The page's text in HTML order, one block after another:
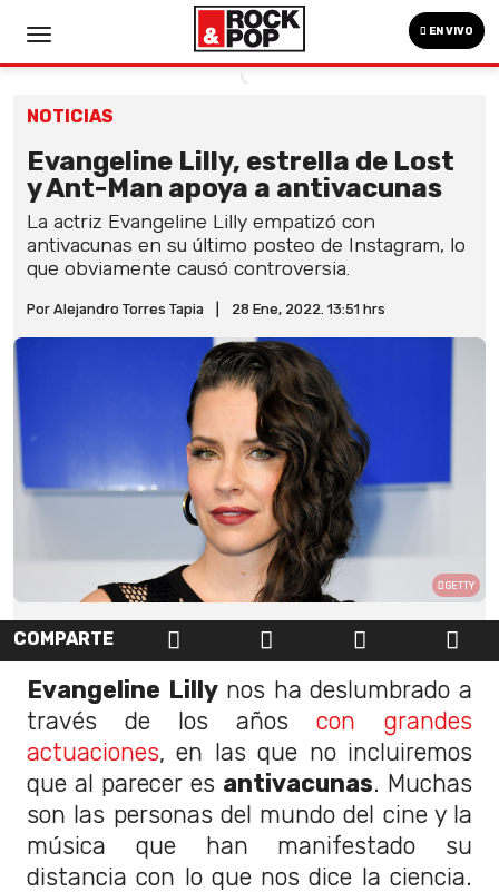
EN VIVO
NOTICIAS
Evangeline Lilly, estrella de Lost
y Ant-Man apoya a antivacunas
La actriz Evangeline Lilly empatizó con
antivacunas en su último posteo de Instagram, lo
que obviamente causó controversia.
Por Alejandro Torres Tapia 28 Ene, 2022. 13:51 hrs
GETTY
COMPARTE
Evangeline Lillynos ha deslumbrado a
través de los años con grandes
actuaciones, en las que no incluiremos
que al parecer es antivacunas. Muchas
son las personas del mundo del cine y la
música que han manifestado su
distancia con lo que nos dice la ciencia.